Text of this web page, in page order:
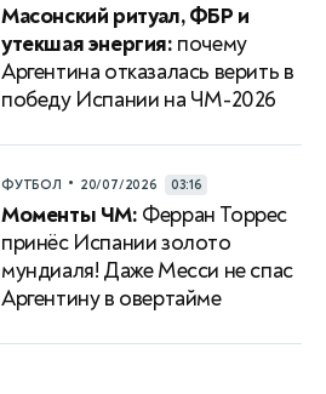
Масонский ритуал, ФБР и
утекшая энергия: почему
Аргентина отказалась верить в
победу Испании на ЧМ-2026
ФУТБОЛ • 20/07/2026 03:16
Моменты ЧМ: Ферран Торрес
принёс Испании золото
мундиаля! Даже Месси не спас
Аргентину в овертайме